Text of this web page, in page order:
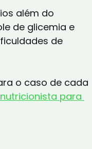
além do
de glicemia e
de
o caso de cada
para